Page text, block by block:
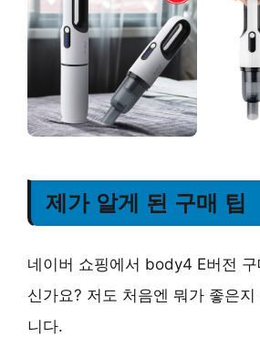
제가 알게 된 구매 팁
네이버 쇼핑에서 body4 E버전
신가요? 저도 처음엔 뭐가 좋은
니다.